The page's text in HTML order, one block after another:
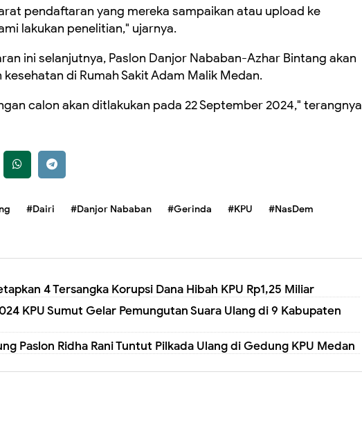
pendaftaran yang mereka sampaikan atau upload ke
lakukan penelitian," ujarnya.
ini selanjutnya, Paslon Danjor Nababan-Azhar Bintang akan
di Rumah Sakit Adam Malik Medan.
calon akan ditlakukan pada 22 September 2024," terangnya
#Dairi #Danjor Nababan #Gerinda #KPU #NasDem
4 Tersangka Korupsi Dana Hibah KPU Rp1,25 Miliar
KPU Sumut Gelar Pemungutan Suara Ulang di 9 Kabupaten
Paslon Ridha Rani Tuntut Pilkada Ulang di Gedung KPU Medan